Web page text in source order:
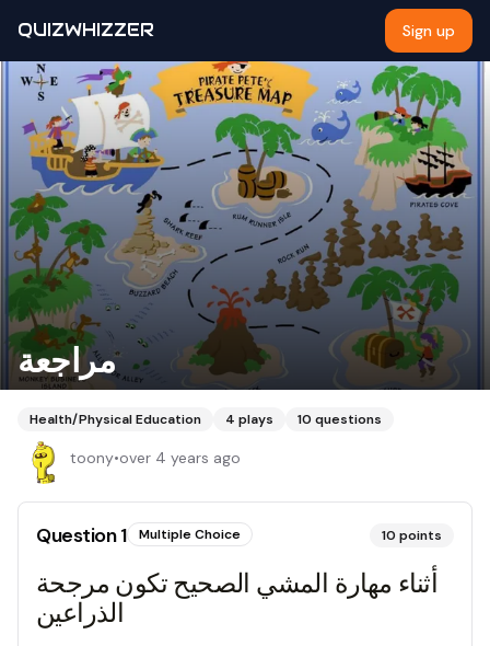
QUIZWHIZZER Sign up
مراجعة
Health/Physical Education 4 plays 10 questions
toony•over 4 years ago
Question1 Multiple Choice 10 points
أثناء مهارة المشي الصحيح تكون مرجحة
الذراعين